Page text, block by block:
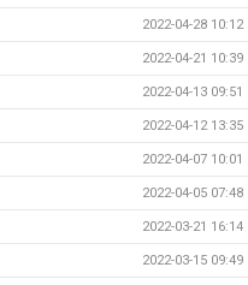
2022-04-28 10:12
2022-04-21 10:39
2022-04-13 09:51
2022-04-12 13:35
2022-04-07 10:01
2022-04-05 07:48
2022-03-21 16:14
2022-03-15 09:49